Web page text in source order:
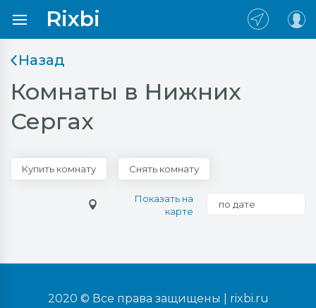
Rixbi
Назад
Комнаты в Нижних
Сергах
Купить комнату Снять комнату
Показать на
карте
по дате
2020 © Все права защищены | rixbi.ru